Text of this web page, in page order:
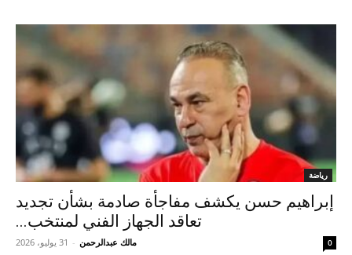
رياضة
إبراهيم حسن يكشف مفاجأة صادمة بشأن تجديد
تعاقد الجهاز الفني لمنتخب...
مالك عبدالرحمن - 31 يوليو، 2026 0